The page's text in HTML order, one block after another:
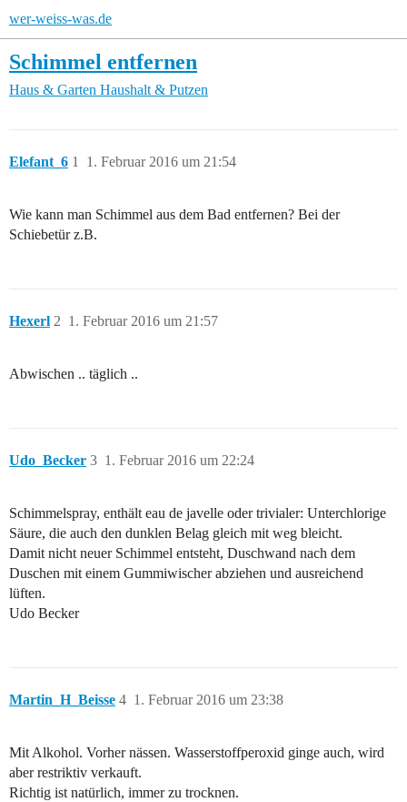
wer-weiss-was.de
Schimmel entfernen
Haus & Garten Haushalt & Putzen
Elefant_6 1. Februar 2016 um 21:54
1
Wie kann man Schimmel aus dem Bad entfernen? Bei der
Schiebetür z.B.
Hexerl 1. Februar 2016 um 21:57
2
Abwischen .. täglich ..
Udo_Becker 1. Februar 2016 um 22:24
3
Schimmelspray, enthält eau de javelle oder trivialer: Unterchlorige
Säure, die auch den dunklen Belag gleich mit weg bleicht.
Damit nicht neuer Schimmel entsteht, Duschwand nach dem
Duschen mit einem Gummiwischer abziehen und ausreichend
lüften.
Udo Becker
Martin_H_Beisse 1. Februar 2016 um 23:38
4
Mit Alkohol. Vorher nässen. Wasserstoffperoxid ginge auch, wird
aber restriktiv verkauft.
Richtig ist natürlich, immer zu trocknen.